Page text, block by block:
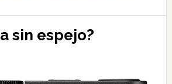
sin espejo?